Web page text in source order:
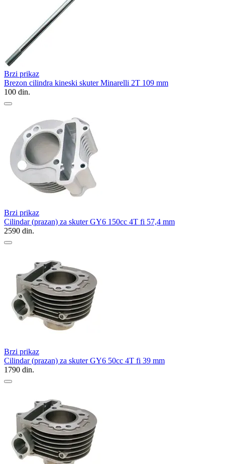
Brzi prikaz
Brezon cilindra kineski skuter Minarelli 2T 109 mm
100 din.
Brzi prikaz
Cilindar (prazan) za skuter GY6 150cc 4T fi 57,4 mm
2590 din.
Brzi prikaz
Cilindar (prazan) za skuter GY6 50cc 4T fi 39 mm
1790 din.